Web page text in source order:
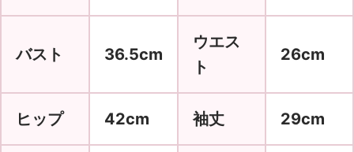
バスト 36.5cm
ウエス
ト
26cm
ヒップ 42cm 袖丈 29cm